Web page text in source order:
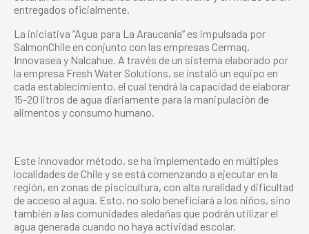
entregados oficialmente.
La iniciativa “Agua para La Araucanía” es impulsada por
SalmonChile en conjunto con las empresas Cermaq,
Innovasea y Nalcahue. A través de un sistema elaborado por
la empresa Fresh Water Solutions, se instaló un equipo en
cada establecimiento, el cual tendrá la capacidad de elaborar
15-20 litros de agua diariamente para la manipulación de
alimentos y consumo humano.
Este innovador método, se ha implementado en múltiples
localidades de Chile y se está comenzando a ejecutar en la
región, en zonas de piscicultura, con alta ruralidad y dificultad
de acceso al agua. Esto, no solo beneficiará a los niños, sino
también a las comunidades aledañas que podrán utilizar el
agua generada cuando no haya actividad escolar.